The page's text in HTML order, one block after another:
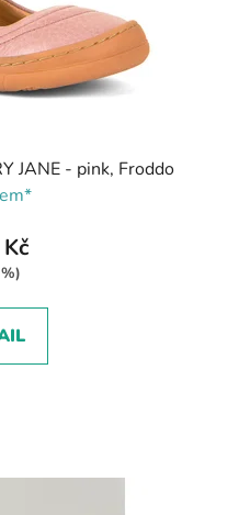
JANE - pink, Froddo